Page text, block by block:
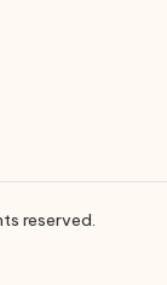
reserved.